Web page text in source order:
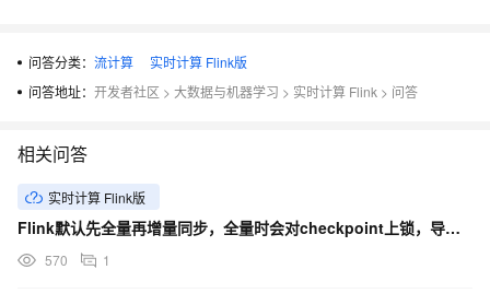
问答分类： 流计算
实时计算 Flink版
问答地址： 开发者社区 > 大数据与机器学习 > 实时计算 Flink > 问答
相关问答
实时计算 Flink版
Flink默认先全量再增量同步，全量时会对checkpoint上锁，导致请求检查点时失败，任务重启
570 1